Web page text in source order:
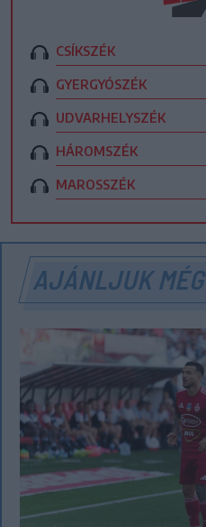
CSÍKSZÉK
GYERGYÓSZÉK
UDVARHELYSZÉK
HÁROMSZÉK
MAROSSZÉK
AJÁNLJUK MÉG